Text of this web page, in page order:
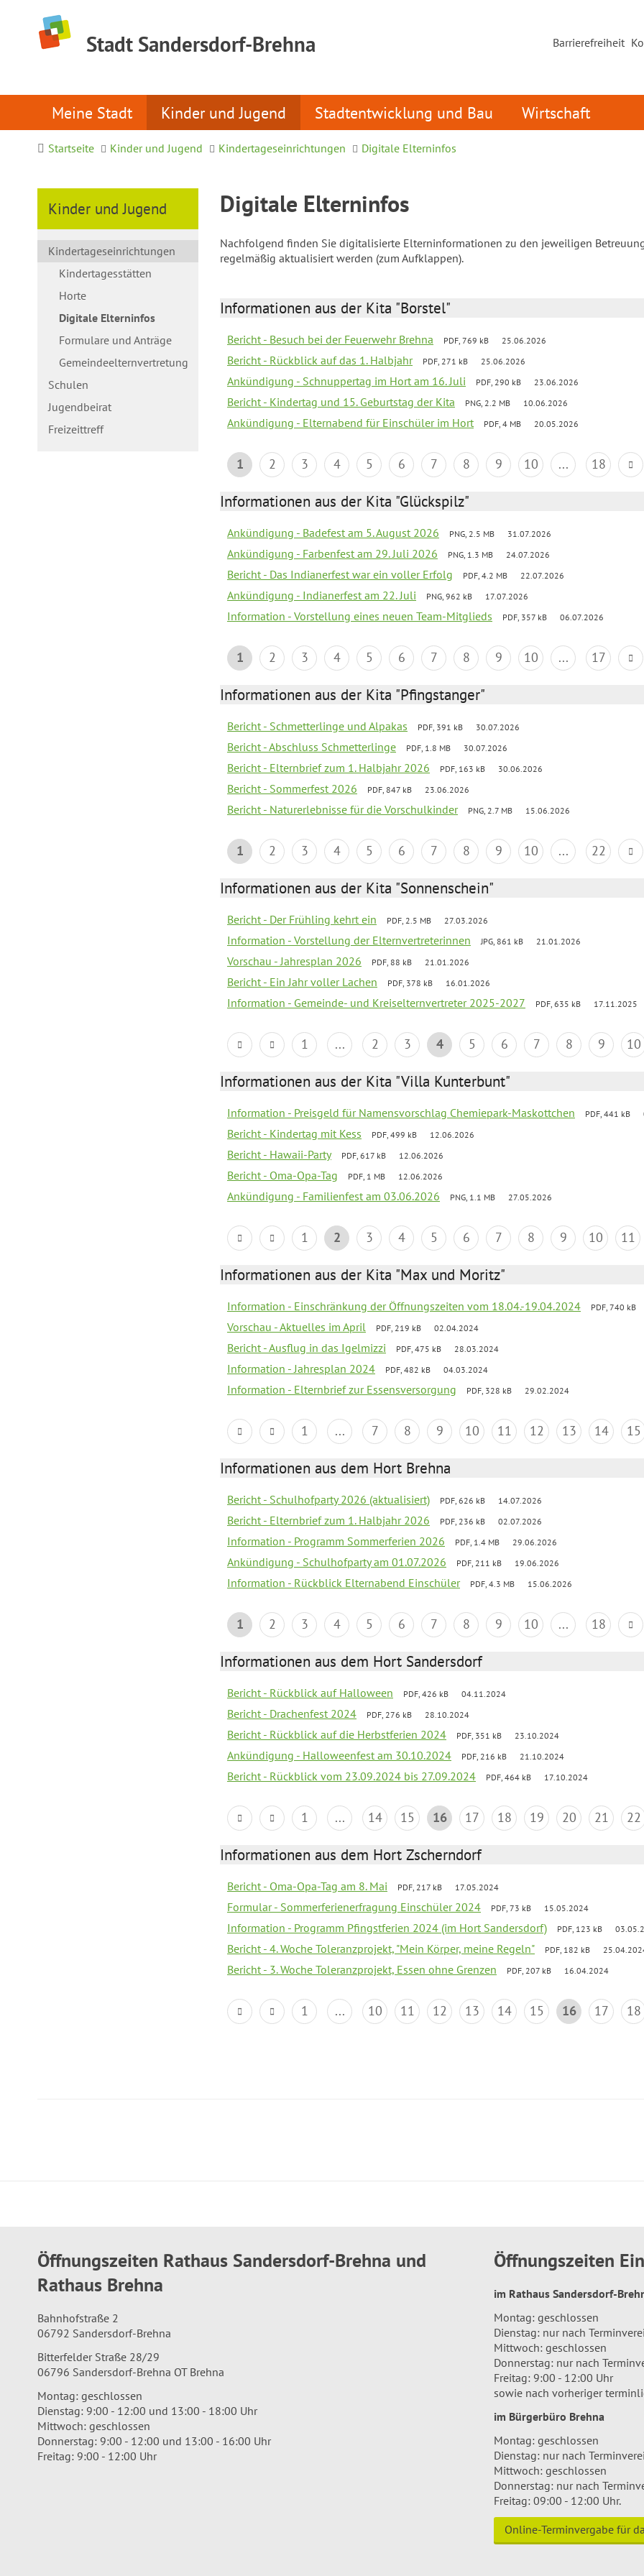
Stadt Sandersdorf-Brehna Barrierefreiheit
Meine Stadt Kinder und Jugend Stadtentwicklung und Bau Wirtschaft
Startseite Kinder und Jugend Kindertageseinrichtungen Digitale Elterninfos
Kinder und Jugend
Kindertageseinrichtungen
Kindertagesstätten
Horte
Digitale Elterninfos
Formulare und Anträge
Gemeindeelternvertretung
Schulen
Jugendbeirat
Freizeittreff
Digitale Elterninfos
Nachfolgend finden Sie digitalisierte Elterninformationen zu den jeweiligen
regelmäßig aktualisiert werden (zum Aufklappen).
Informationen aus der Kita "Borstel"
Bericht - Besuch bei der Feuerwehr Brehna PDF, 769 kB 25.06.2026
Bericht - Rückblick auf das 1. Halbjahr PDF, 271 kB 25.06.2026
Ankündigung - Schnuppertag im Hort am 16. Juli PDF, 290 kB 23.06.2026
Bericht - Kindertag und 15. Geburtstag der Kita PNG, 2.2 MB 10.06.2026
Ankündigung - Elternabend für Einschüler im Hort PDF, 4 MB 20.05.2026
1 2 3 4 5 6 7 8 9 10 ... 18
Informationen aus der Kita "Glückspilz"
Ankündigung - Badefest am 5. August 2026 PNG, 2.5 MB 31.07.2026
Ankündigung - Farbenfest am 29. Juli 2026 PNG, 1.3 MB 24.07.2026
Bericht - Das Indianerfest war ein voller Erfolg PDF, 4.2 MB 22.07.2026
Ankündigung - Indianerfest am 22. Juli PNG, 962 kB 17.07.2026
Information - Vorstellung eines neuen Team-Mitglieds PDF, 357 kB 06.07.2026
1 2 3 4 5 6 7 8 9 10 ... 17
Informationen aus der Kita "Pfingstanger"
Bericht - Schmetterlinge und Alpakas PDF, 391 kB 30.07.2026
Bericht - Abschluss Schmetterlinge PDF, 1.8 MB 30.07.2026
Bericht - Elternbrief zum 1. Halbjahr 2026 PDF, 163 kB 30.06.2026
Bericht - Sommerfest 2026 PDF, 847 kB 23.06.2026
Bericht - Naturerlebnisse für die Vorschulkinder PNG, 2.7 MB 15.06.2026
1 2 3 4 5 6 7 8 9 10 ... 22
Informationen aus der Kita "Sonnenschein"
Bericht - Der Frühling kehrt ein PDF, 2.5 MB 27.03.2026
Information - Vorstellung der Elternvertreterinnen JPG, 861 kB 21.01.2026
Vorschau - Jahresplan 2026 PDF, 88 kB 21.01.2026
Bericht - Ein Jahr voller Lachen PDF, 378 kB 16.01.2026
Information - Gemeinde- und Kreiselternvertreter 2025-2027 PDF, 635 kB 17.11.2025
1 ... 2 3 4 5 6 7 8 9 10
Informationen aus der Kita "Villa Kunterbunt"
Information - Preisgeld für Namensvorschlag Chemiepark-Maskottchen PDF, 441 kB
Bericht - Kindertag mit Kess PDF, 499 kB 12.06.2026
Bericht - Hawaii-Party PDF, 617 kB 12.06.2026
Bericht - Oma-Opa-Tag PDF, 1 MB 12.06.2026
Ankündigung - Familienfest am 03.06.2026 PNG, 1.1 MB 27.05.2026
1 2 3 4 5 6 7 8 9 10 11
Informationen aus der Kita "Max und Moritz"
Information - Einschränkung der Öffnungszeiten vom 18.04.-19.04.2024 PDF, 740 kB
Vorschau - Aktuelles im April PDF, 219 kB 02.04.2024
Bericht - Ausflug in das Igelmizzi PDF, 475 kB 28.03.2024
Information - Jahresplan 2024 PDF, 482 kB 04.03.2024
Information - Elternbrief zur Essensversorgung PDF, 328 kB 29.02.2024
1 ... 7 8 9 10 11 12 13 14 15
Informationen aus dem Hort Brehna
Bericht - Schulhofparty 2026 (aktualisiert) PDF, 626 kB 14.07.2026
Bericht - Elternbrief zum 1. Halbjahr 2026 PDF, 236 kB 02.07.2026
Information - Programm Sommerferien 2026 PDF, 1.4 MB 29.06.2026
Ankündigung - Schulhofparty am 01.07.2026 PDF, 211 kB 19.06.2026
Information - Rückblick Elternabend Einschüler PDF, 4.3 MB 15.06.2026
1 2 3 4 5 6 7 8 9 10 ... 18
Informationen aus dem Hort Sandersdorf
Bericht - Rückblick auf Halloween PDF, 426 kB 04.11.2024
Bericht - Drachenfest 2024 PDF, 276 kB 28.10.2024
Bericht - Rückblick auf die Herbstferien 2024 PDF, 351 kB 23.10.2024
Ankündigung - Halloweenfest am 30.10.2024 PDF, 216 kB 21.10.2024
Bericht - Rückblick vom 23.09.2024 bis 27.09.2024 PDF, 464 kB 17.10.2024
1 ... 14 15 16 17 18 19 20 21 22
Informationen aus dem Hort Zscherndorf
Bericht - Oma-Opa-Tag am 8. Mai PDF, 217 kB 17.05.2024
Formular - Sommerferienerfragung Einschüler 2024 PDF, 73 kB 15.05.2024
Information - Programm Pfingstferien 2024 (im Hort Sandersdorf) PDF, 123 kB
Bericht - 4. Woche Toleranzprojekt, "Mein Körper, meine Regeln" PDF, 182 kB
Bericht - 3. Woche Toleranzprojekt, Essen ohne Grenzen PDF, 207 kB 16.04.2024
1 ... 10 11 12 13 14 15 16 17 18
Öffnungszeiten Rathaus Sandersdorf-Brehna und
Rathaus Brehna
Bahnhofstraße 2
06792 Sandersdorf-Brehna
Bitterfelder Straße 28/29
06796 Sandersdorf-Brehna OT Brehna
Montag: geschlossen
Dienstag: 9:00 - 12:00 und 13:00 - 18:00 Uhr
Mittwoch: geschlossen
Donnerstag: 9:00 - 12:00 und 13:00 - 16:00 Uhr
Freitag: 9:00 - 12:00 Uhr
Öffnungszeiten
im Rathaus Sandersdorf-
Montag: geschlossen
Dienstag: nur nach
Mittwoch: geschlossen
Donnerstag: nur nach
Freitag: 9:00 - 12:00 Uhr
sowie nach vorheriger
im Bürgerbüro Brehna
Montag: geschlossen
Dienstag: nur nach
Mittwoch: geschlossen
Donnerstag: nur nach
Freitag: 09:00 - 12:00 Uhr.
Online-Terminvergabe für